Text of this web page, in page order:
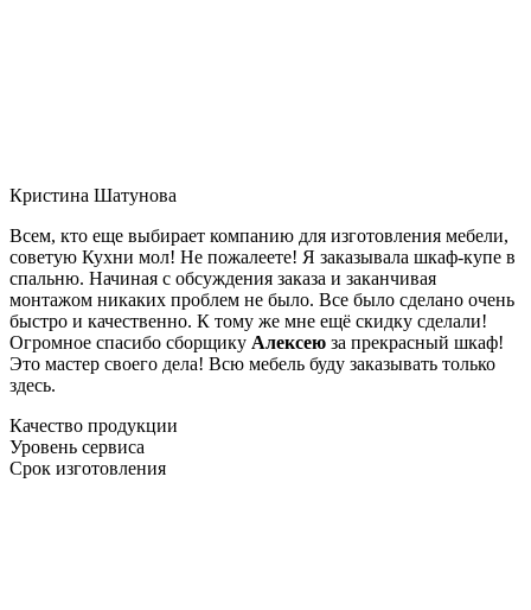
Кристина Шатунова
Всем, кто еще выбирает компанию для изготовления мебели,
советую Кухни мол! Не пожалеете! Я заказывала шкаф-купе в
спальню. Начиная с обсуждения заказа и заканчивая
монтажом никаких проблем не было. Все было сделано очень
быстро и качественно. К тому же мне ещё скидку сделали!
Огромное спасибо сборщику Алексею за прекрасный шкаф!
Это мастер своего дела! Всю мебель буду заказывать только
здесь.
Качество продукции
Уровень сервиса
Срок изготовления